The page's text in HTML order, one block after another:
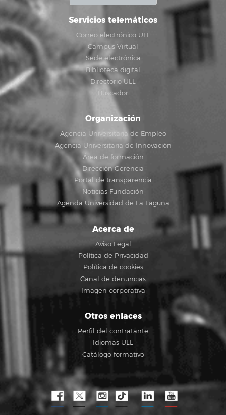
Servicios telemáticos
Correo electrónico ULL
Campus Virtual
Sede electrónica
Biblioteca digital
Directorio ULL
Buscador
Organización
Agencia Universitaria de Empleo
Agencia Universitaria de Innovación
Área de formación
Dirección Gerencia
Portal de transparencia
Noticias Fundación
Agenda Universidad de La Laguna
Acerca de
Aviso Legal
Política de Privacidad
Política de cookies
Canal de denuncias
Imagen corporativa
Otros enlaces
Perfil del contratante
Idiomas ULL
Catálogo formativo